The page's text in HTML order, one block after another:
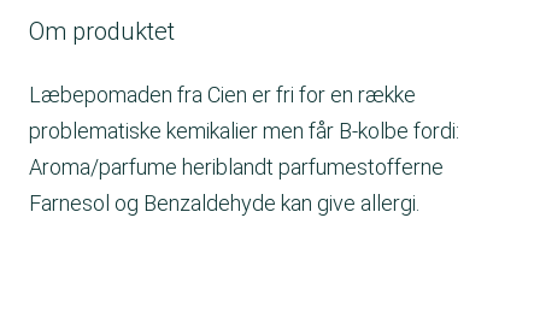
Om produktet
Læbepomaden fra Cien er fri for en række
problematiske kemikalier men får B-kolbe fordi:
Aroma/parfume heriblandt parfumestofferne
Farnesol og Benzaldehyde kan give allergi.